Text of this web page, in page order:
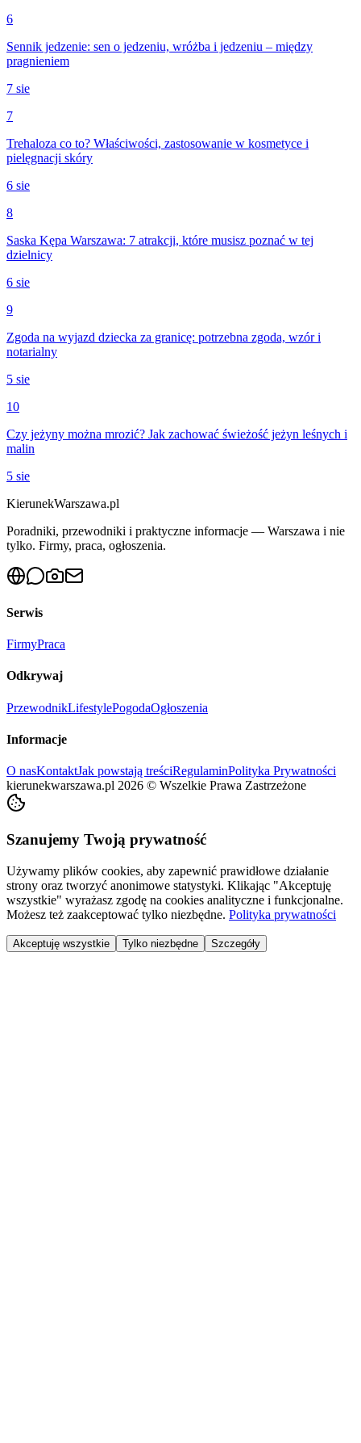
6
Sennik jedzenie: sen o jedzeniu, wróżba i jedzeniu – między
pragnieniem
7 sie
7
Trehaloza co to? Właściwości, zastosowanie w kosmetyce i
pielęgnacji skóry
6 sie
8
Saska Kępa Warszawa: 7 atrakcji, które musisz poznać w tej
dzielnicy
6 sie
9
Zgoda na wyjazd dziecka za granicę: potrzebna zgoda, wzór i
notarialny
5 sie
10
Czy jeżyny można mrozić? Jak zachować świeżość jeżyn leśnych i
malin
5 sie
KierunekWarszawa.pl
Poradniki, przewodniki i praktyczne informacje — Warszawa i nie
tylko. Firmy, praca, ogłoszenia.
Serwis
FirmyPraca
Odkrywaj
PrzewodnikLifestylePogodaOgłoszenia
Informacje
O nasKontaktJak powstają treściRegulaminPolityka Prywatności
kierunekwarszawa.pl 2026 © Wszelkie Prawa Zastrzeżone
Szanujemy Twoją prywatność
Używamy plików cookies, aby zapewnić prawidłowe działanie
strony oraz tworzyć anonimowe statystyki. Klikając "Akceptuję
wszystkie" wyrażasz zgodę na cookies analityczne i funkcjonalne.
Możesz też zaakceptować tylko niezbędne. Polityka prywatności
Akceptuję wszystkie Tylko niezbędne Szczegóły